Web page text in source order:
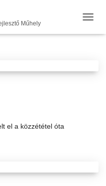
Műhely
BE-/
el a közzététel óta